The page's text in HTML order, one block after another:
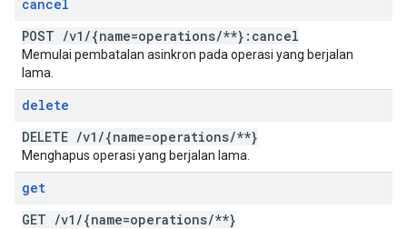
cancel
POST /v1 /{name=operations/**}:cancel
Memulai pembatalan asinkron pada operasi yang berjalan
lama.
delete
DELETE /v1 /{name=operations/**}
Menghapus operasi yang berjalan lama.
get
GET /v1 /{name=operations/**}